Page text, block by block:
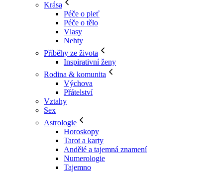
Krása
Péče o pleť
Péče o tělo
Vlasy
Nehty
Příběhy ze života
Inspirativní ženy
Rodina & komunita
Výchova
Přátelství
Vztahy
Sex
Astrologie
Horoskopy
Tarot a karty
Andělé a tajemná znamení
Numerologie
Tajemno